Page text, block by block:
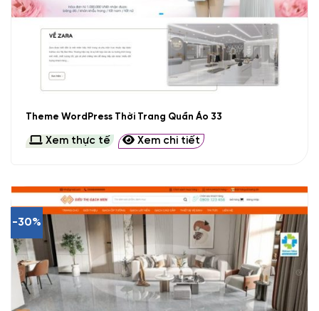
Theme WordPress Thời Trang Quần Áo 33
Xem thực tế Xem chi tiết
-30%